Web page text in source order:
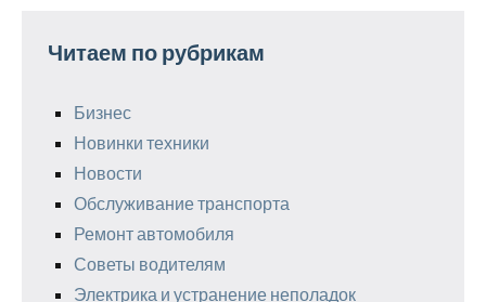
Читаем по рубрикам
Бизнес
Новинки техники
Новости
Обслуживание транспорта
Ремонт автомобиля
Советы водителям
Электрика и устранение неполадок